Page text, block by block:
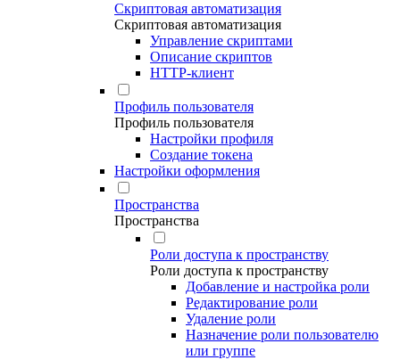
Скриптовая автоматизация
Скриптовая автоматизация
Управление скриптами
Описание скриптов
HTTP-клиент
Профиль пользователя
Профиль пользователя
Настройки профиля
Создание токена
Настройки оформления
Пространства
Пространства
Роли доступа к пространству
Роли доступа к пространству
Добавление и настройка роли
Редактирование роли
Удаление роли
Назначение роли пользователю
или группе